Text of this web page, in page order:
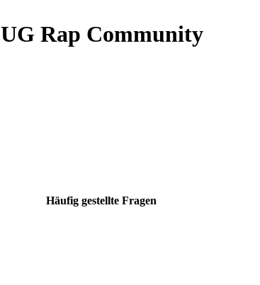
UG Rap Community
Häufig gestellte Fragen